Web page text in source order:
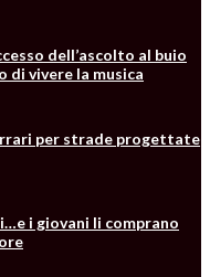
dell’ascolto al buio
di vivere la musica
per strade progettate
i giovani li comprano